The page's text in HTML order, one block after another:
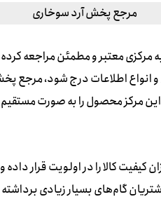
مرکزی معتبر و مطمئن مراجعه
اطلاعات درج شود، مرجع
مرکز محصول را به صورت مستقیم
کالا را در اولویت قرار داده
گام‌های بسیار زیادی